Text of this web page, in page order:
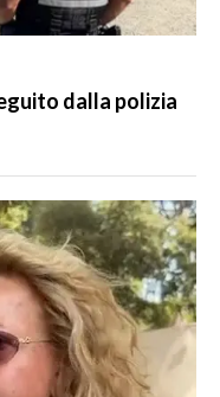
dalla polizia